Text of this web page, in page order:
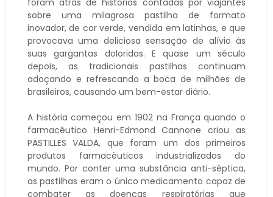
sobre uma milagrosa pastilha de formato
inovador, de cor verde, vendida em latinhas, e que
provocava uma deliciosa sensação de alívio às
suas gargantas doloridas. E quase um século
depois, as tradicionais pastilhas continuam
adoçando e refrescando a boca de milhões de
brasileiros, causando um bem-estar diário.
A história começou em 1902 na França quando o
farmacêutico Henri-Edmond Cannone criou as
PASTILLES VALDA, que foram um dos primeiros
produtos farmacêuticos industrializados do
mundo. Por conter uma substância anti-séptica,
as pastilhas eram o único medicamento capaz de
combater as doenças respiratórias que